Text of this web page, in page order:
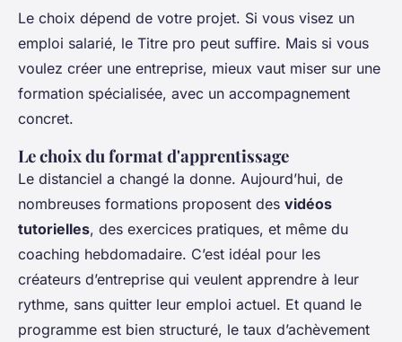
Le choix dépend de votre projet. Si vous visez un
emploi salarié, le Titre pro peut suffire. Mais si vous
voulez créer une entreprise, mieux vaut miser sur une
formation spécialisée, avec un accompagnement
concret.
Le choix du format d'apprentissage
Le distanciel a changé la donne. Aujourd’hui, de
nombreuses formations proposent des vidéos
tutorielles, des exercices pratiques, et même du
coaching hebdomadaire. C’est idéal pour les
créateurs d’entreprise qui veulent apprendre à leur
rythme, sans quitter leur emploi actuel. Et quand le
programme est bien structuré, le taux d’achèvement